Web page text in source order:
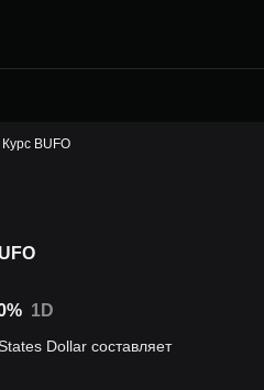
Курс BUFO
1D
Dollar составляет